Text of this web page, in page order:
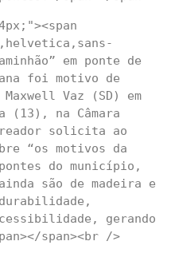
em ponte de
foi motivo de
Vaz (SD) em
(13), na Câmara
solicita ao
“os motivos da
do município,
são de madeira e
gerando
span><br />